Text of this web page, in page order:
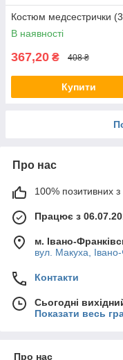
Костюм медсестрички
В наявності
367,20 ₴ 408 ₴
Купити
Про нас
100% позитивних з
Працює з
м. Івано-
вул. Макуха, Івано-
Контакти
Сьогодні
Показати весь
Про нас